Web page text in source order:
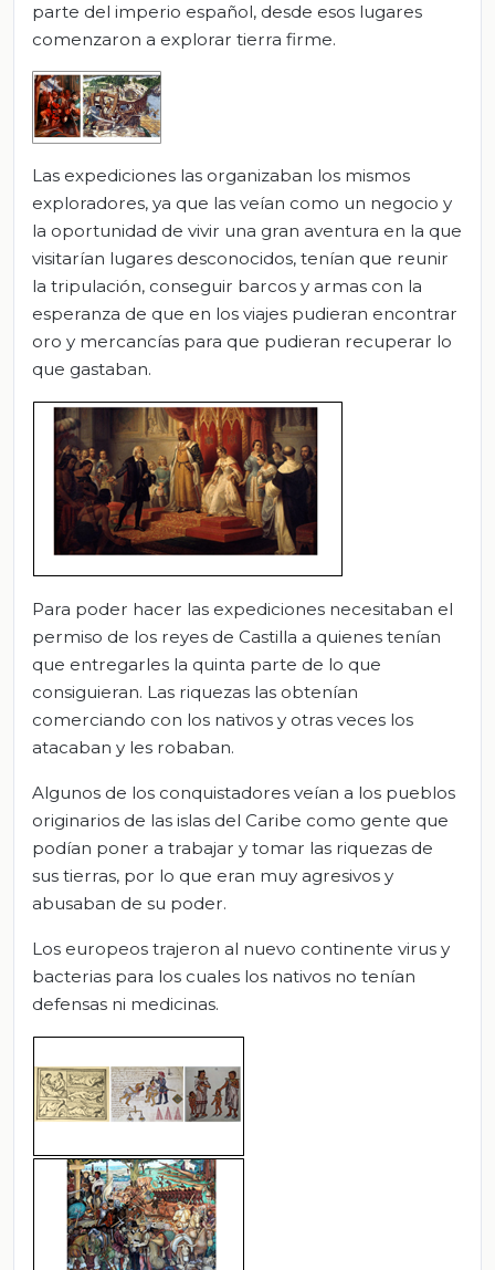
parte del imperio español, desde esos lugares
comenzaron a explorar tierra firme.
Las expediciones las organizaban los mismos
exploradores, ya que las veían como un negocio y
la oportunidad de vivir una gran aventura en la que
visitarían lugares desconocidos, tenían que reunir
la tripulación, conseguir barcos y armas con la
esperanza de que en los viajes pudieran encontrar
oro y mercancías para que pudieran recuperar lo
que gastaban.
Para poder hacer las expediciones necesitaban el
permiso de los reyes de Castilla a quienes tenían
que entregarles la quinta parte de lo que
consiguieran. Las riquezas las obtenían
comerciando con los nativos y otras veces los
atacaban y les robaban.
Algunos de los conquistadores veían a los pueblos
originarios de las islas del Caribe como gente que
podían poner a trabajar y tomar las riquezas de
sus tierras, por lo que eran muy agresivos y
abusaban de su poder.
Los europeos trajeron al nuevo continente virus y
bacterias para los cuales los nativos no tenían
defensas ni medicinas.